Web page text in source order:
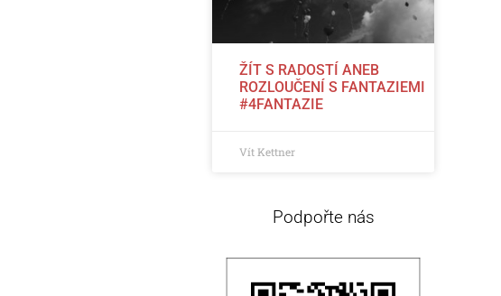
ŽÍT S RADOSTÍ ANEB
ROZLOUČENÍ S FANTAZIEMI
#4FANTAZIE
Vít Kettner
Podpořte nás